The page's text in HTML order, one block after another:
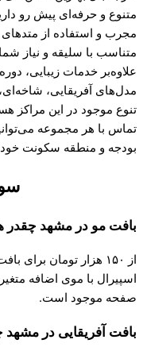
متنوع و حرفه‌ای پیش‌ رو
مجرب و استفاده از متدهای
متناسب با سلیقه و نیاز
علاوه‌بر خدمات زیبایی،
مدل‌های آفریقایی،
تنوع موجود در این مراکز
تماس با هر مجموعه
بودجه و منطقه سکونت خود
بافت مو در مشهد چقدر
اسپیرال با موی اضافه
صفحه موجود است.
بافت آفریقایی در